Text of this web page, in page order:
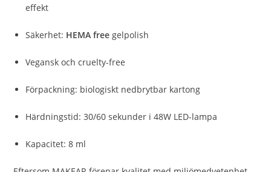
effekt
Säkerhet: HEMA freegelpolish
Vegansk och cruelty-free
Förpackning: biologiskt nedbrytbar kartong
Härdningstid: 30/60 sekunder i 48W LED-lampa
Kapacitet: 8 ml